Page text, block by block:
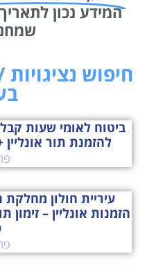
להזמנת תור אונליין
הזמנות אונליין –